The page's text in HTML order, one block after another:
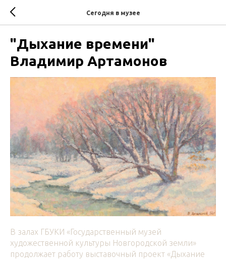
Сегодня в музее
"Дыхание времени"
Владимир Артамонов
В залах ГБУКИ «Государственный музей
художественной культуры Новгородской земли»
продолжает работу выставочный проект «Дыхание